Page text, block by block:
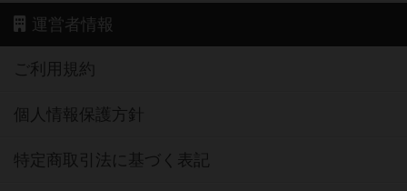
運営者情報
ご利用規約
個人情報保護方針
特定商取引法に基づく表記